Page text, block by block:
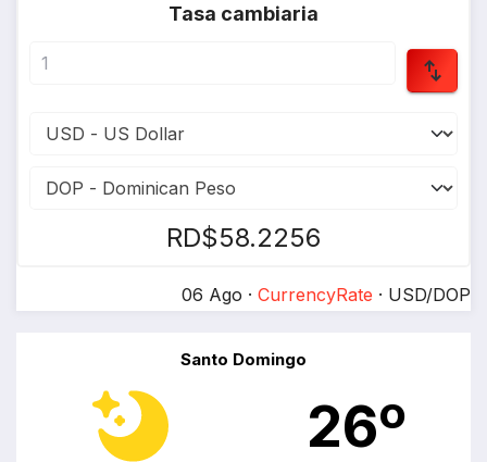
Tasa cambiaria
RD$58.2256
06 Ago · CurrencyRate · USD/DOP
Santo Domingo
26º